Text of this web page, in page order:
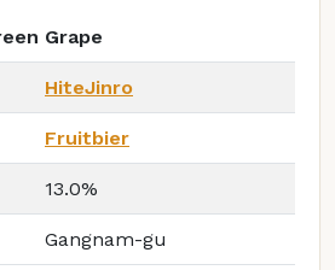
Grape
HiteJinro
Fruitbier
13.0%
Gangnam-gu